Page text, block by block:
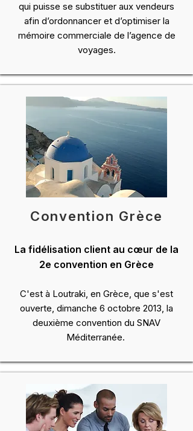
qui puisse se substituer aux vendeurs
afin d’ordonnancer et d’optimiser la
mémoire commerciale de l’agence de
voyages.
Convention Grèce
La fidélisation client au cœur de la
2e convention en Grèce
C'est à Loutraki, en Grèce, que s'est
ouverte, dimanche 6 octobre 2013, la
deuxième convention du SNAV
Méditerranée.